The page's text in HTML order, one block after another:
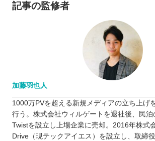
記事の監修者
加藤羽也人
1000万PVを超える新規メディアの立ち上げ
行う。株式会社ウィルゲートを退社後、民
Twistを設立し上場企業に売却。2016年株式
Drive（現テックアイエス）を設立し、取締